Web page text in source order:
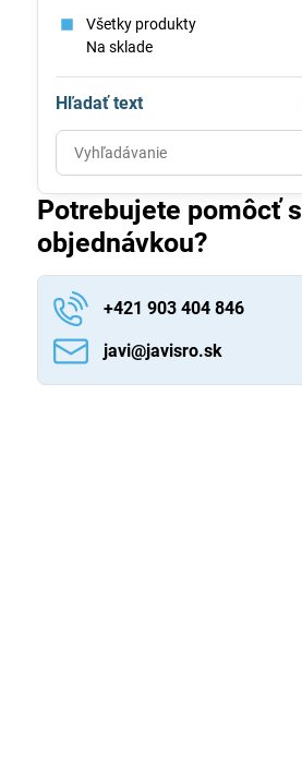
Všetky produkty
Na sklade
Hľadať text
Prehľadať
výsledky
filtra
fulltextom
Potrebujete pomôcť s
objednávkou?
+421 903 404 846
javi​@javisro​.sk